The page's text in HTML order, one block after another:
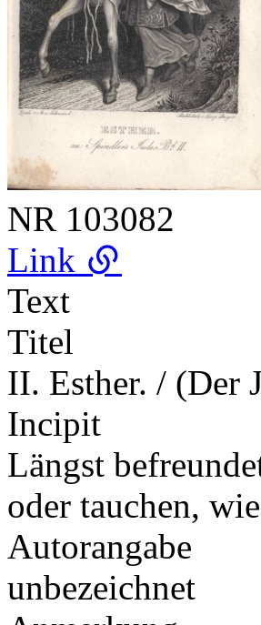
NR 103082
Link
Text
Titel
II. Esther. / (Der
Incipit
Längst
oder tauchen,
Autorangabe
unbezeichnet